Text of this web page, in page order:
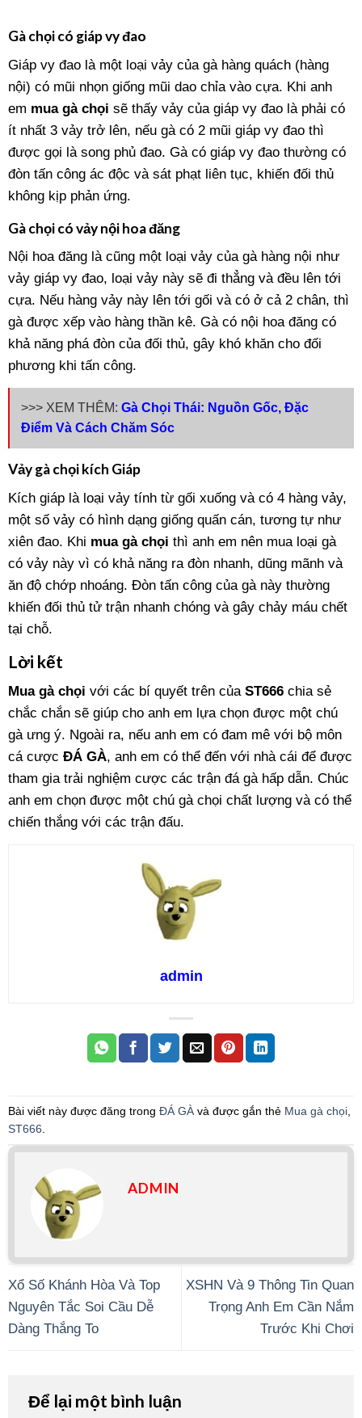
Gà chọi có giáp vy đao
Giáp vy đao là một loại vảy của gà hàng quách (hàng
nội) có mũi nhọn giống mũi dao chỉa vào cựa. Khi anh
em mua gà chọi sẽ thấy vảy của giáp vy đao là phải có
ít nhất 3 vảy trở lên, nếu gà có 2 mũi giáp vy đao thì
được gọi là song phủ đao. Gà có giáp vy đao thường có
đòn tấn công ác độc và sát phạt liên tục, khiến đối thủ
không kịp phản ứng.
Gà chọi có vảy nội hoa đăng
Nội hoa đăng là cũng một loại vảy của gà hàng nội như
vảy giáp vy đao, loại vảy này sẽ đi thẳng và đều lên tới
cựa. Nếu hàng vảy này lên tới gối và có ở cả 2 chân, thì
gà được xếp vào hàng thần kê. Gà có nội hoa đăng có
khả năng phá đòn của đối thủ, gây khó khăn cho đối
phương khi tấn công.
>>> XEM THÊM:Gà Chọi Thái: Nguồn Gốc, Đặc
Điểm Và Cách Chăm Sóc
Vảy gà chọi kích Giáp
Kích giáp là loại vảy tính từ gối xuống và có 4 hàng vảy,
một số vảy có hình dạng giống quấn cán, tương tự như
xiên đao. Khi mua gà chọi thì anh em nên mua loại gà
có vảy này vì có khả năng ra đòn nhanh, dũng mãnh và
ăn độ chớp nhoáng. Đòn tấn công của gà này thường
khiến đối thủ tử trận nhanh chóng và gây chảy máu chết
tại chỗ.
Lời kết
Mua gà chọi với các bí quyết trên của ST666 chia sẻ
chắc chắn sẽ giúp cho anh em lựa chọn được một chú
gà ưng ý. Ngoài ra, nếu anh em có đam mê với bộ môn
cá cược ĐÁ GÀ, anh em có thể đến với nhà cái để được
tham gia trải nghiệm cược các trận đá gà hấp dẫn. Chúc
anh em chọn được một chú gà chọi chất lượng và có thể
chiến thắng với các trận đấu.
admin
Bài viết này được đăng trong ĐÁ GÀ và được gắn thẻ Mua gà chọi
ST666
ADMIN
Xổ Số Khánh Hòa Và Top
Nguyên Tắc Soi Cầu Dễ
Dàng Thắng To
XSHN Và 9 Thông Tin Quan
Trọng Anh Em Cần Nắm
Trước Khi Chơi
Để lại một bình luận